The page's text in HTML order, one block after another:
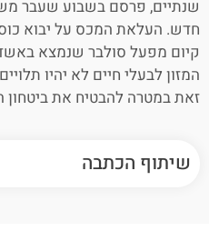
שנתיים, פרסם בשבוע שעבר
חדש. העלאת המכס על יבוא
קיום מפעל סולבר שנמצא
המזון לבעלי חיים לא יהיו
זאת במטרה להבטיח את ביטחון
שיתוף הכתבה